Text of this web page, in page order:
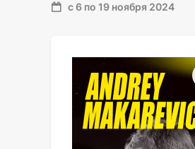
с 6 по 19 ноября 2024